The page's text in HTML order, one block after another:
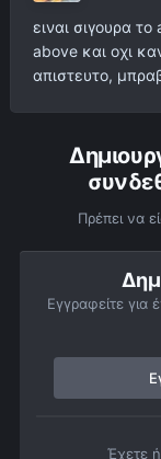
ειναι σιγουρα
above και οχι
απιστευτο,
Πρέπει να
Εγγραφείτε για
Έχετε